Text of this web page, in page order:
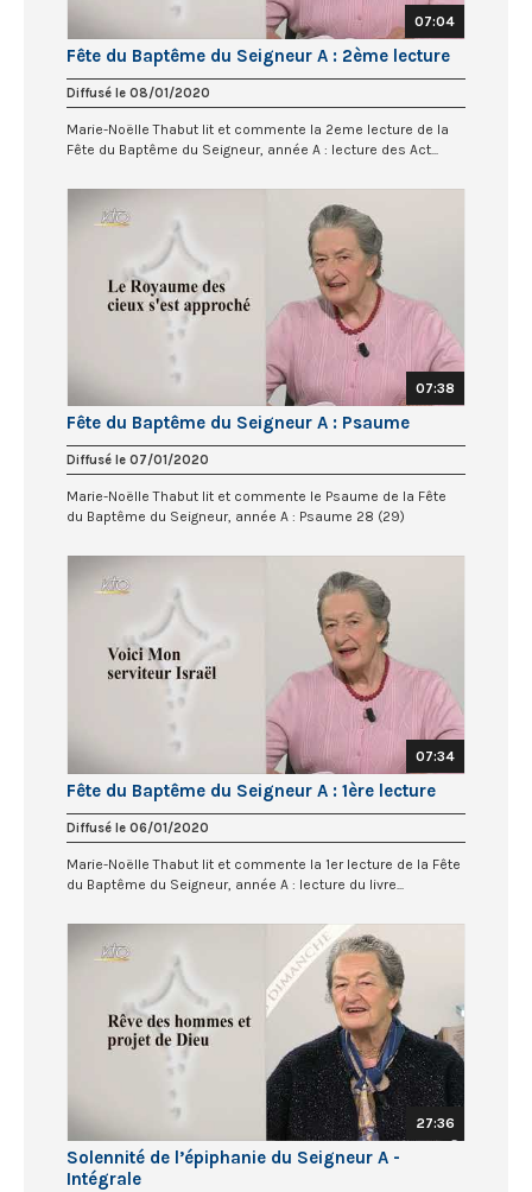
07:04
Fête du Baptême du Seigneur A : 2ème lecture
Diffusé le 08/01/2020
Marie-Noëlle Thabut lit et commente la 2eme lecture de la
Fête du Baptême du Seigneur, année A : lecture des Act...
07:38
Fête du Baptême du Seigneur A : Psaume
Diffusé le 07/01/2020
Marie-Noëlle Thabut lit et commente le Psaume de la Fête
du Baptême du Seigneur, année A : Psaume 28 (29)
07:34
Fête du Baptême du Seigneur A : 1ère lecture
Diffusé le 06/01/2020
Marie-Noëlle Thabut lit et commente la 1er lecture de la Fête
du Baptême du Seigneur, année A : lecture du livre...
27:36
Solennité de l’épiphanie du Seigneur A -
Intégrale